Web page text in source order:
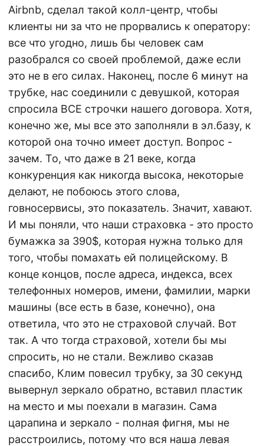
Airbnb, сделал такой колл-центр, чтобы
клиенты ни за что не прорвались к оператору:
все что угодно, лишь бы человек сам
разобрался со своей проблемой, даже если
это не в его силах. Наконец, после 6 минут на
трубке, нас соединили с девушкой, которая
спросила ВСЕ строчки нашего договора. Хотя,
конечно же, мы все это заполняли в эл.базу, к
которой она точно имеет доступ. Вопрос -
зачем. То, что даже в 21 веке, когда
конкуренция как никогда высока, некоторые
делают, не побоюсь этого слова,
говносервисы, это показатель. Значит, хавают.
И мы поняли, что наши страховка - это просто
бумажка за 390$, которая нужна только для
того, чтобы помахать ей полицейскому. В
конце концов, после адреса, индекса, всех
телефонных номеров, имени, фамилии, марки
машины (все есть в базе, конечно), она
ответила, что это не страховой случай. Вот
так. А что тогда страховой, хотели бы мы
спросить, но не стали. Вежливо сказав
спасибо, Клим повесил трубку, за 30 секунд
вывернул зеркало обратно, вставил пластик
на место и мы поехали в магазин. Сама
царапина и зеркало - полная фигня, мы не
расстроились, потому что вся наша левая